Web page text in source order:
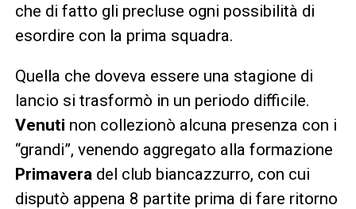
che di fatto gli precluse ogni possibilità di
esordire con la prima squadra.
Quella che doveva essere una stagione di
lancio si trasformò in un periodo difficile.
Venuti non collezionò alcuna presenza con i
“grandi”, venendo aggregato alla formazione
Primavera del club biancazzurro, con cui
disputò appena 8 partite prima di fare ritorno